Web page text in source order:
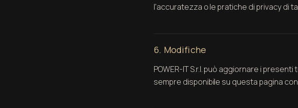
l'accuratezza o le pratiche di privacy di
6. Modifiche
POWER-IT S.r.l. può aggiornare i
sempre disponibile su questa pagina